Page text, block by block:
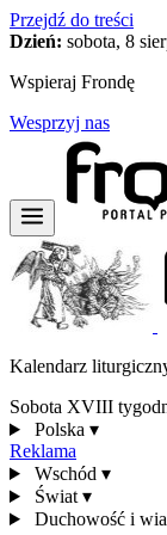
Przejdź do treści
Dzień: sobota, 8
Wspieraj Frondę
Wesprzyj nas
Kalendarz
Sobota XVIII
Polska ▾
Reklama
Wschód ▾
Świat ▾
Duchowość i